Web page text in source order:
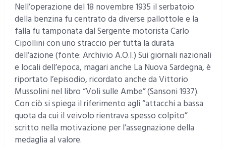
Nell’operazione del 18 novembre 1935 il serbatoio
della benzina fu centrato da diverse pallottole e la
falla fu tamponata dal Sergente motorista Carlo
Cipollini con uno straccio per tutta la durata
dell’azione (fonte: Archivio A.O.I.) Sui giornali nazionali
e locali dell’epoca, magari anche La Nuova Sardegna, è
riportato l’episodio, ricordato anche da Vittorio
Mussolini nel libro “Voli sulle Ambe” (Sansoni 1937).
Con ciò si spiega il riferimento agli “attacchi a bassa
quota da cui il veivolo rientrava spesso colpito”
scritto nella motivazione per l’assegnazione della
medaglia al valore.